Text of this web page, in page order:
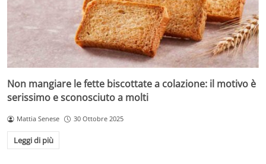
Non mangiare le fette biscottate a colazione: il motivo è
serissimo e sconosciuto a molti
Mattia Senese 30 Ottobre 2025
Leggi di più